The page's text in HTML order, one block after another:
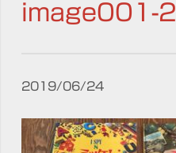
image001-2
2019/06/24